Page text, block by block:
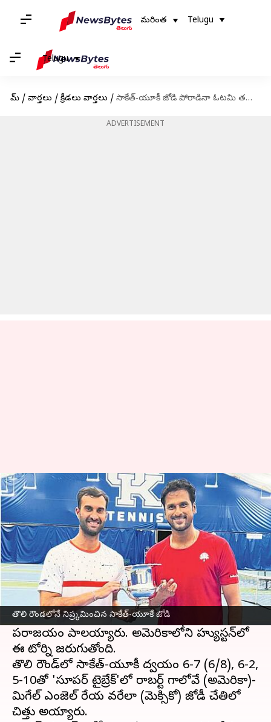
మరింత Telugu
Telugu
హోమ్ / వార్తలు / క్రీడలు వార్తలు / సాకేత్-యూకీ జోడి పోరాడినా ఓటమి తప్పలేదు
ADVERTISEMENT
తొలి రౌండలోనే నిష్ర్కమించిన సాకేత్-యూకే జోడి
సాకేత్-యూకీ జోడి పోరాడినా ఓటమి
తప్పలేదు
వ్రాసిన వారు Jayachandra Akuri Apr 07, 2023 10:58 am
ఈ వార్తాకథనం ఏంటి
యూఎస్ పురుషుల క్లే కోర్టుటెన్నిస్ ఛాంపియన్ షిప్‌లో
భారత డబుల్స్ జోడి సాకేత్ మైనేని, యూకీ బంబ్రీ
నిరాశపరిచారు. తొలి రౌండ్‌లోనే నిష్క్రమించి,
పరాజయం పాలయ్యారు. అమెరికాలోని హ్యుస్టన్‌లో
ఈ టోర్ని జరుగుతోంది.
తొలి రౌండ్‌లో సాకేత్‌-యూకీ ద్వయం 6-7 (6/8), 6-2,
5-10తో 'సూపర్‌ టైబ్రేక్‌'లో రాబర్ట్‌ గాలోవే (అమెరికా)-
మిగేల్‌ ఎంజెల్‌ రేయస్‌ వరేలా (మెక్సికో) జోడీ చేతిలో
చిత్తు అయ్యారు.